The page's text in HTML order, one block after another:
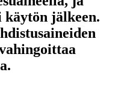
käytön jälkeen.